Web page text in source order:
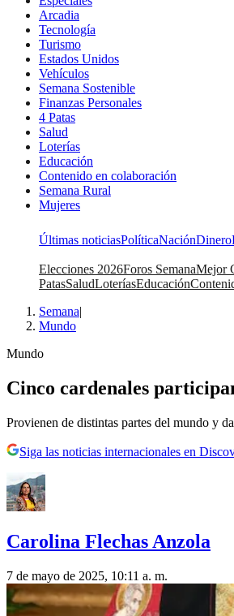
Arcadia
Tecnología
Turismo
Estados Unidos
Vehículos
Semana Sostenible
Finanzas Personales
4 Patas
Salud
Loterías
Educación
Contenido en colaboración
Semana Rural
Mujeres
Últimas noticiasPolíticaNaciónDinero
Elecciones 2026Foros SemanaMejor
PatasSaludLoteríasEducación
Semana|
Mundo
Mundo
Cinco cardenales
Provienen de distintas partes del mundo y
Siga las noticias internacionales en
Carolina Flechas Anzola
7 de mayo de 2025, 10:11 a. m.